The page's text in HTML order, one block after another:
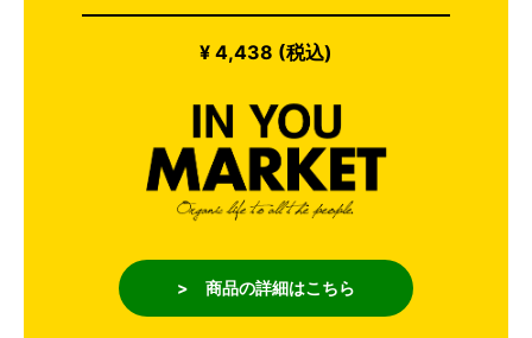
¥ 4,438 (税込)
> 商品の詳細はこちら